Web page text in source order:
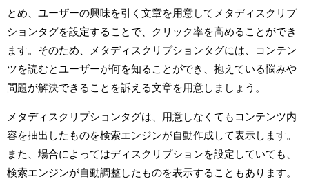
とめ、ユーザーの興味を引く文章を用意してメタディスクリプ
ションタグを設定することで、クリック率を高めることができ
ます。そのため、メタディスクリプションタグには、コンテン
ツを読むとユーザーが何を知ることができ、抱えている悩みや
問題が解決できることを訴える文章を用意しましょう。
メタディスクリプションタグは、用意しなくてもコンテンツ内
容を抽出したものを検索エンジンが自動作成して表示します。
また、場合によってはディスクリプションを設定していても、
検索エンジンが自動調整したものを表示することもあります。